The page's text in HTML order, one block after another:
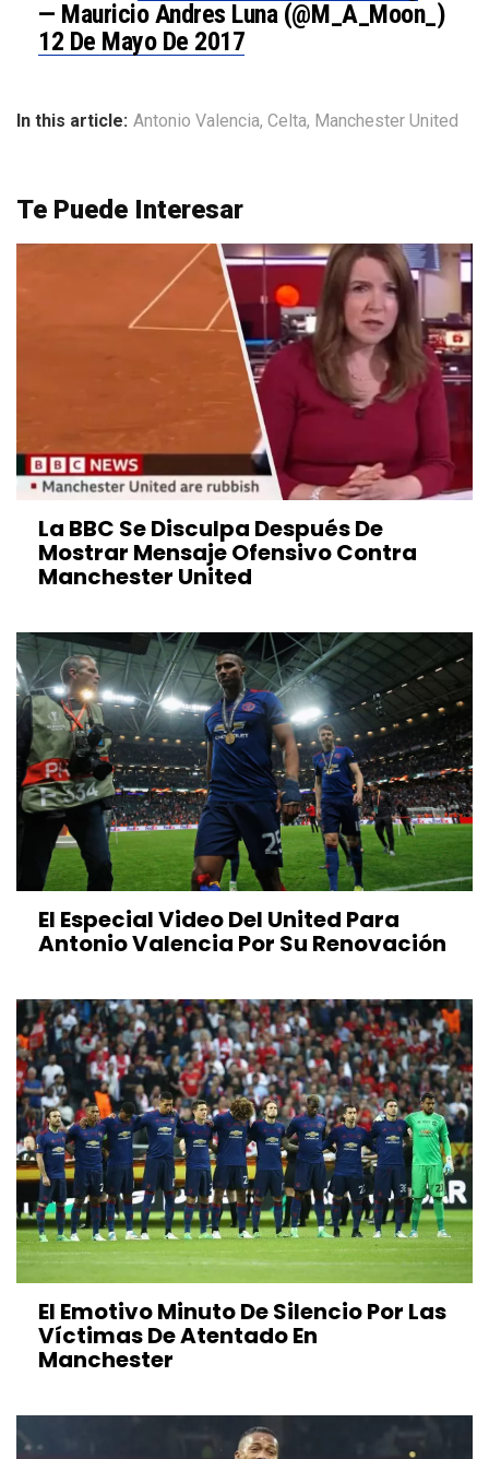
— Mauricio Andres Luna (@M_A_Moon_)
12 De Mayo De 2017
In this article: Antonio Valencia, Celta, Manchester United
Te Puede Interesar
La BBC Se Disculpa Después De
Mostrar Mensaje Ofensivo Contra
Manchester United
El Especial Video Del United Para
Antonio Valencia Por Su Renovación
El Emotivo Minuto De Silencio Por Las
Víctimas De Atentado En
Manchester